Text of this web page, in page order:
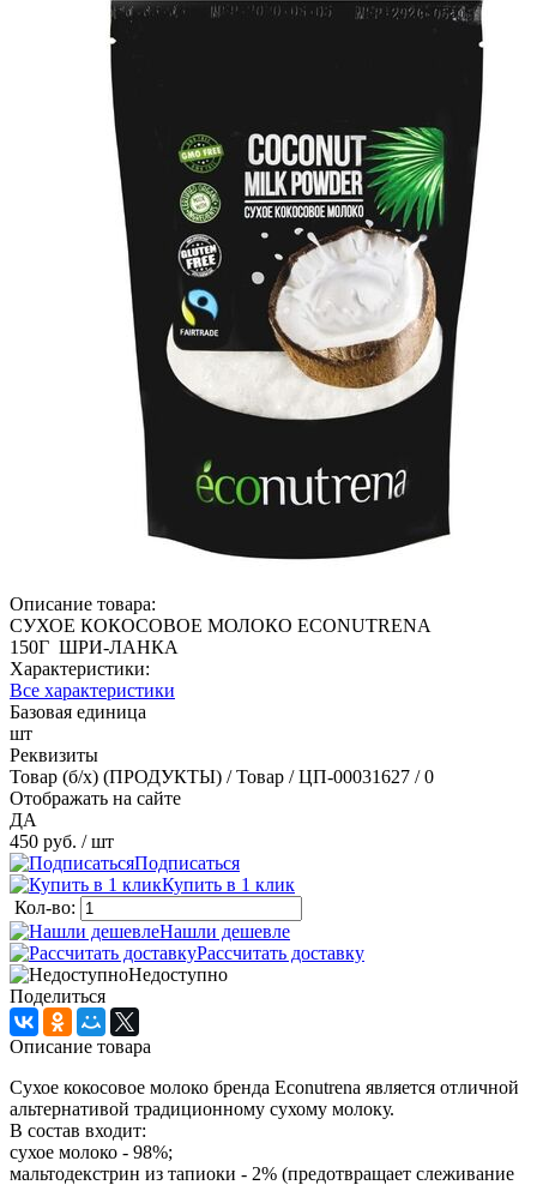
Описание товара:
СУХОЕ КОКОСОВОЕ МОЛОКО ECONUTRENA
150Г ШРИ-ЛАНКА
Характеристики:
Все характеристики
Базовая единица
шт
Реквизиты
Товар (б/х) (ПРОДУКТЫ) / Товар / ЦП-00031627 / 0
Отображать на сайте
ДА
450 руб. / шт
Подписаться
Купить в 1 клик
Кол-во:
Нашли дешевле
Рассчитать доставку
Недоступно
Поделиться
Описание товара
Сухое кокосовое молоко бренда Econutrena является отличной
альтернативой традиционному сухому молоку.
В состав входит:
сухое молоко - 98%;
мальтодекстрин из тапиоки - 2% (предотвращает слеживание